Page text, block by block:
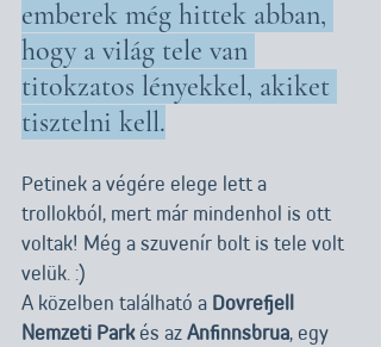
emberek még hittek abban,
hogy a világ tele van
titokzatos lényekkel, akiket
tisztelni kell.
Petinek a végére elege lett a
trollokból, mert már mindenhol is ott
voltak! Még a szuvenír bolt is tele volt
velük. :)
A közelben található a Dovrefjell
Nemzeti Park és az Anfinnsbrua, egy